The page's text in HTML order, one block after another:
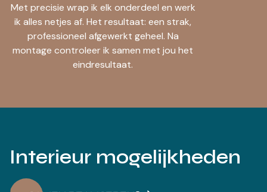
Met precisie wrap ik elk onderdeel en werk
ik alles netjes af. Het resultaat: een strak,
professioneel afgewerkt geheel. Na
montage controleer ik samen met jou het
eindresultaat.
Interieur mogelijkheden